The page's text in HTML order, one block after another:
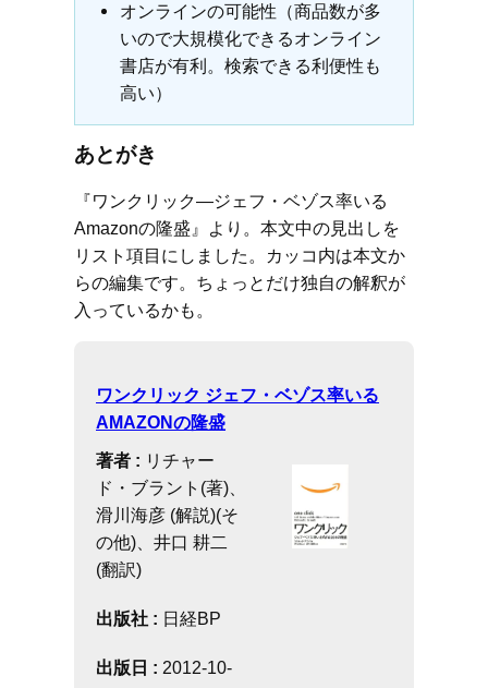
オンラインの可能性（商品数が多
いので大規模化できるオンライン
書店が有利。検索できる利便性も
高い）
あとがき
『ワンクリック―ジェフ・ベゾス率いる
Amazonの隆盛』より。本文中の見出しを
リスト項目にしました。カッコ内は本文か
らの編集です。ちょっとだけ独自の解釈が
入っているかも。
ワンクリック ジェフ・ベゾス率いる
AMAZONの隆盛
著者 : リチャー
ド・ブラント(著)、
滑川海彦 (解説)(そ
の他)、井口 耕二
(翻訳)
出版社 : 日経BP
出版日 : 2012-10-